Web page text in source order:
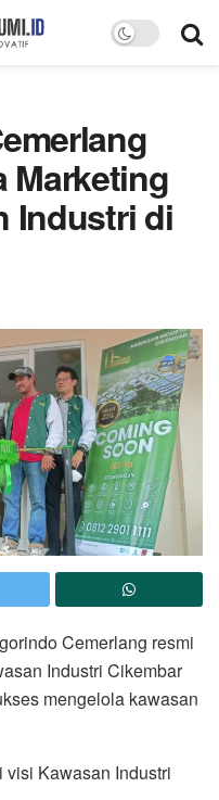
Marketing
Industri di
Cemerlang resmi
Industri Cikembar
mengelola kawasan
Kawasan Industri